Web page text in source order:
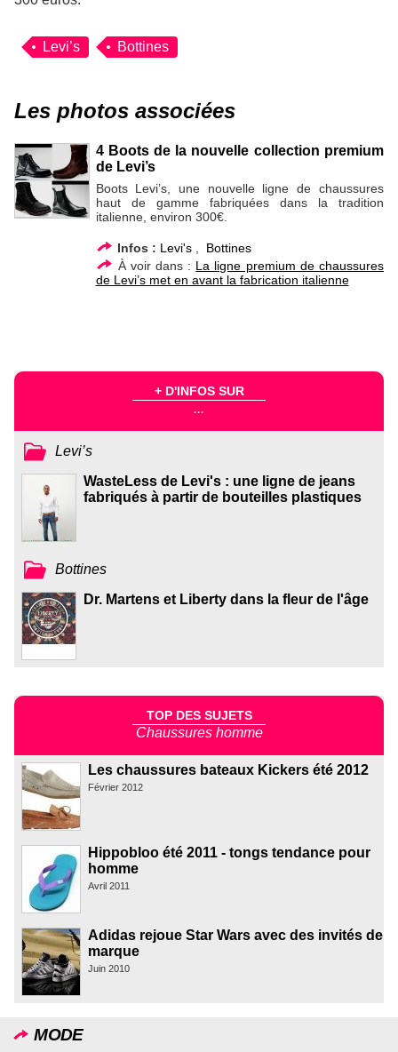
Levi’s Bottines
Les photos associées
4 Boots de la nouvelle collection premium
de Levi’s
Boots Levi’s, une nouvelle ligne de chaussures
haut de gamme fabriquées dans la tradition
italienne, environ 300€.
Infos : Levi's, Bottines
À voir dans : La ligne premium de chaussures
de Levi’s met en avant la fabrication italienne
+ D'INFOS SUR
...
Levi’s
WasteLess de Levi's : une ligne de jeans
fabriqués à partir de bouteilles plastiques
Bottines
Dr. Martens et Liberty dans la fleur de l'âge
TOP DES SUJETS
Chaussures homme
Les chaussures bateaux Kickers été 2012
Février 2012
Hippobloo été 2011 - tongs tendance pour
homme
Avril 2011
Adidas rejoue Star Wars avec des invités de
marque
Juin 2010
MODE